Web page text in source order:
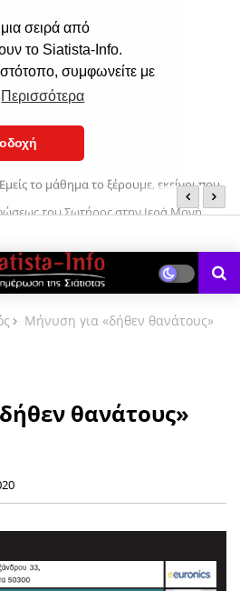
σειρά από
το Siatista-Info.
συμφωνείτε με
Περισσότερα
του Σωτήρος στην Ιερά Μονή
Μήνυση για «δήθεν θανάτους»
θανάτους»